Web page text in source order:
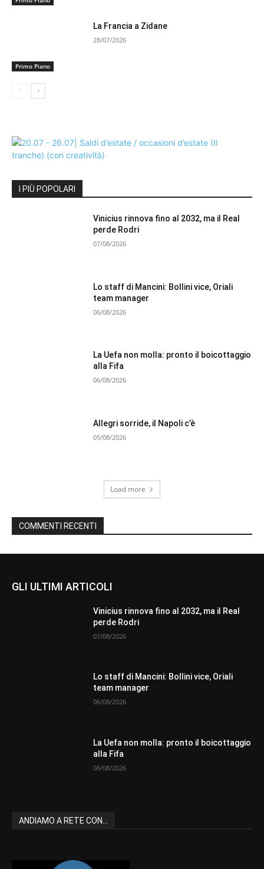
Primo Piano
La Francia a Zidane
28/07/2026
I PIÙ POPOLARI
Vinicius rinnova fino al 2032, ma il Real
perde Rodri
07/08/2026
Lo staff di Mancini: Bollini vice, Oriali
team manager
06/08/2026
La Uefa non molla: pronto il boicottaggio
alla Fifa
06/08/2026
Allegri sorride, il Napoli c’è
05/08/2026
Load more
COMMENTI RECENTI
GLI ULTIMI ARTICOLI
Vinicius rinnova fino al 2032, ma il Real
perde Rodri
07/08/2026
Lo staff di Mancini: Bollini vice, Oriali
team manager
06/08/2026
La Uefa non molla: pronto il boicottaggio
alla Fifa
06/08/2026
ANDIAMO A RETE CON...